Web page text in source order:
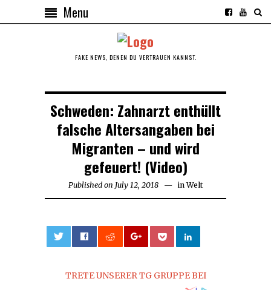
Menu
FAKE NEWS, DENEN DU VERTRAUEN KANNST.
Schweden: Zahnarzt enthüllt
falsche Altersangaben bei
Migranten – und wird
gefeuert! (Video)
Published on July 12, 2018July
in Welt
TRETE UNSERER TG GRUPPE BEI